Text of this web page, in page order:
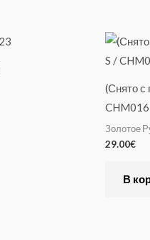
(Снято с
CHM016
Золотое
29.00€
В